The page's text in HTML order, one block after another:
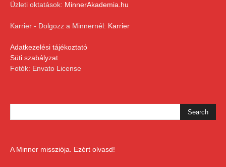
Üzleti oktatások: MinnerAkademia.hu
Karrier - Dolgozz a Minnernél: Karrier
Adatkezelési tájékoztató
Süti szabályzat
Fotók: Envato License
A Minner missziója. Ezért olvasd!